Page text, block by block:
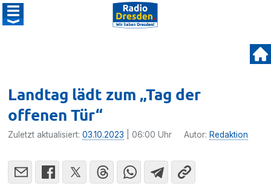
Landtag lädt zum „Tag der
offenen Tür“
Zuletzt aktualisiert:03.10.2023 | 06:00 Uhr Autor: Redaktion